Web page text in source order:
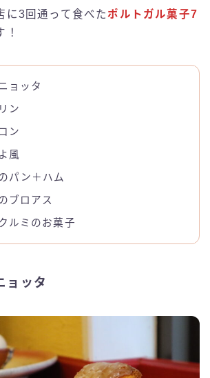
に3回通って食べたポルトガル菓子7
！
ョッタ
ン
ン
風
パン＋ハム
ブロアス
ルミのお菓子
ョッタ